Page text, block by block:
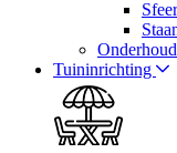
Tuininrichting